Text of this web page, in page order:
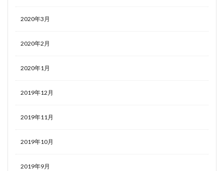
2020年3月
2020年2月
2020年1月
2019年12月
2019年11月
2019年10月
2019年9月